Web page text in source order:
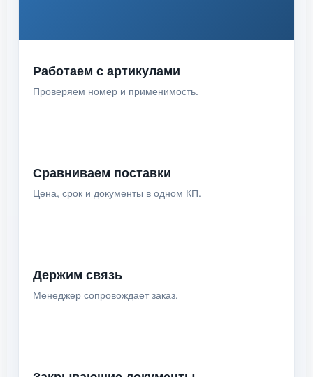
Работаем с артикулами
Проверяем номер и применимость.
Сравниваем поставки
Цена, срок и документы в одном КП.
Держим связь
Менеджер сопровождает заказ.